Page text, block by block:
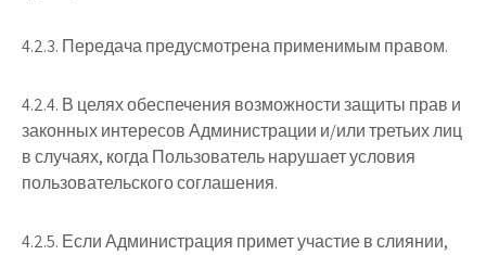
4.2.3. Передача предусмотрена применимым правом.
4.2.4. В целях обеспечения возможности защиты прав и
законных интересов Администрации и/или третьих лиц
в случаях, когда Пользователь нарушает условия
пользовательского соглашения.
4.2.5. Если Администрация примет участие в слиянии,